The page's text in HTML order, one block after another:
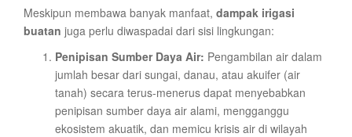
Meskipun membawa banyak manfaat, dampak irigasi
buatan juga perlu diwaspadai dari sisi lingkungan:
Penipisan Sumber Daya Air: Pengambilan air dalam
jumlah besar dari sungai, danau, atau akuifer (air
tanah) secara terus-menerus dapat menyebabkan
penipisan sumber daya air alami, mengganggu
ekosistem akuatik, dan memicu krisis air di wilayah